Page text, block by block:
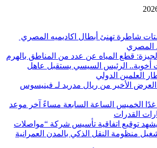
شاطرة تهنئ أبطال اكاديميه المصري
المصري
قطع المياه عن عدد من المناطق بالهرم
أخوية.. الرئيس السيسي يستقبل عاهل
العلمين الدولي
الأخير من ريال مدريد لـ فينيسوس
غدًا الخميس الساعة السابعة مساءً آخر موعد
القدرات
توقيع اتفاقية تأسيس شركة “مواصلات
منظومة النقل الذكي بالمدن العمرانية